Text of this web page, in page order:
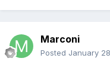
Marconi
Posted January